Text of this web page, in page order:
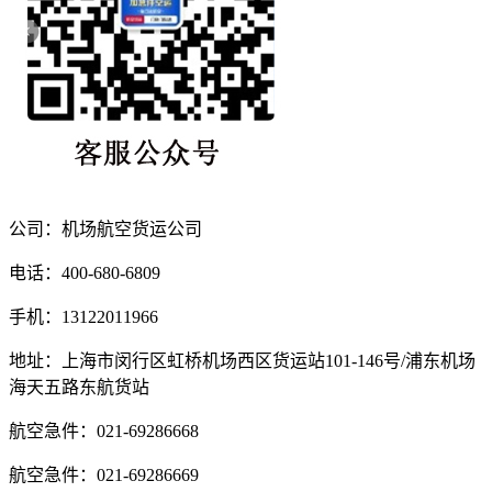
公司：机场航空货运公司
电话：400-680-6809
手机：13122011966
地址：上海市闵行区虹桥机场西区货运站101-146号/浦东机场
海天五路东航货站
航空急件：021-69286668
航空急件：021-69286669